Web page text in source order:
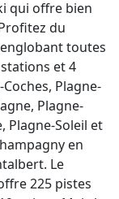
qui offre bien
du
toutes
et 4
Plagne-
Plagne-
Plagne-Soleil et
en
Le
225 pistes